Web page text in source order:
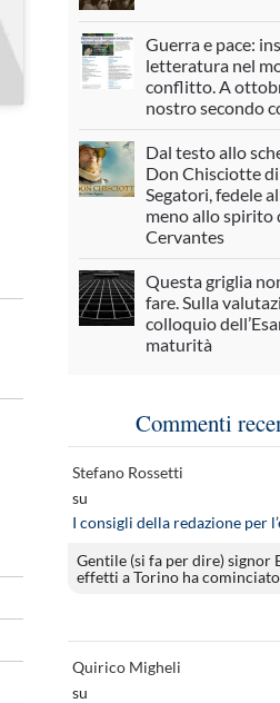
Guerra e pace:
letteratura nel
conflitto. A
nostro secondo
Dal testo allo
Don Chisciotte
Segatori, fedele
meno allo spirito
Cervantes
Questa griglia
fare. Sulla
colloquio
maturità
Commenti
Stefano Rossetti
su
I consigli della redazione per
Gentile (si fa per dire) signor
effetti a Torino ha
Quirico Migheli
su